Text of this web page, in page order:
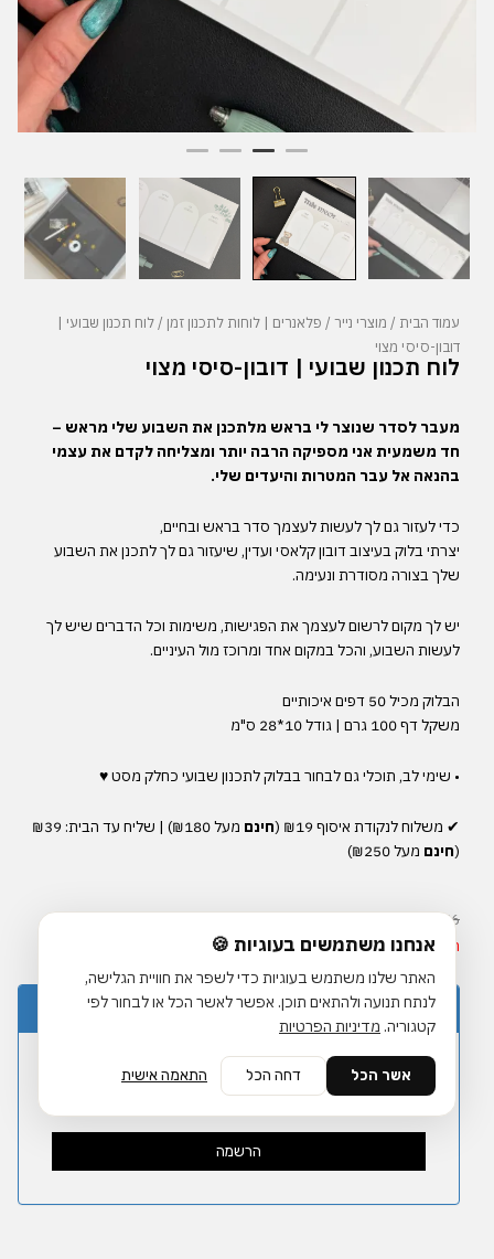
עמוד הבית / מוצרי נייר / פלאנרים | לוחות לתכנון זמן / לוח תכנון שבועי |
דובון-סיסי מצוי
לוח תכנון שבועי | דובון-סיסי מצוי
מעבר לסדר שנוצר לי בראש מלתכנן את השבוע שלי מראש –
חד משמעית אני מספיקה הרבה יותר ומצליחה לקדם את עצמי
בהנאה אל עבר המטרות והיעדים שלי.
כדילעזורגםלךלעשותלעצמך סדרבראש ובחיים,
יצרתיבלוקבעיצובדובון קלאסי ועדין, שיעזורגםלךלתכנן את השבוע
שלךבצורה מסודרת ונעימה.
ישלך מקום לרשוםלעצמך את הפגישות, משימות וכל הדברים שיש לך
לעשות השבוע, והכל במקום אחד ומרוכז מול העיניים.
הבלוק מכיל דפים איכותיים
משקלדף גרם | גודל
• שימילב, תוכליגםלבחורבבלוקלתכנון שבועי כחלק מסט ♥
✔︎ משלוחלנקודת איסוף חינם מעל שליח עד הבית : ₪39
(חינם מעל
₪56
המחיר
המקורי
₪45
המחיר
הנוכחי המלאי אזל
עדכנו אותי שהפריט חוזר למלאי
אנחנו משתמשים בעוגיות 🍪
האתר שלנו משתמש בעוגיות כדי לשפר את חוויית הגלישה,
לנתח תנועה ולהתאים תוכן. אפשר לאשר הכל או לבחור לפי
קטגוריה. מדיניות הפרטיות
אשר הכל דחה הכל התאמה אישית